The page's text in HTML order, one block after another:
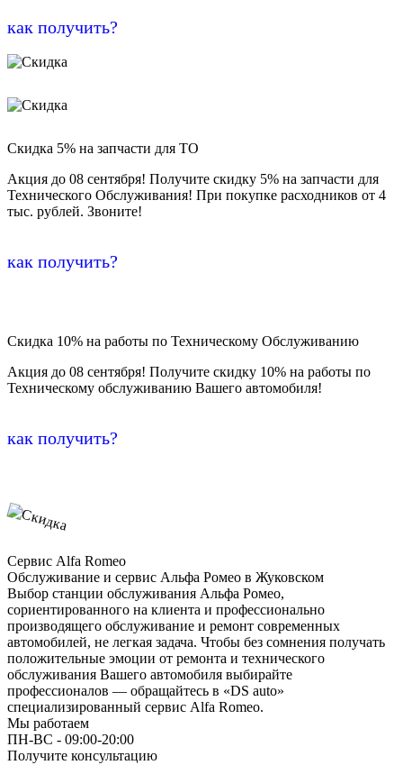
как получить?
Скидка 5% на запчасти для ТО
Акция до 08 сентября! Получите скидку 5% на запчасти для
Технического Обслуживания! При покупке расходников от 4
тыс. рублей. Звоните!
как получить?
Скидка 10% на работы по Техническому Обслуживанию
Акция до 08 сентября! Получите скидку 10% на работы по
Техническому обслуживанию Вашего автомобиля!
как получить?
Сервис Alfa Romeo
Обслуживание и сервис Альфа Ромео в Жуковском
Выбор станции обслуживания Альфа Ромео,
сориентированного на клиента и профессионально
производящего обслуживание и ремонт современных
автомобилей, не легкая задача. Чтобы без сомнения получать
положительные эмоции от ремонта и технического
обслуживания Вашего автомобиля выбирайте
профессионалов — обращайтесь в «DS auto»
специализированный сервис Alfa Romeo.
Мы работаем
ПН-ВC - 09:00-20:00
Получите консультацию